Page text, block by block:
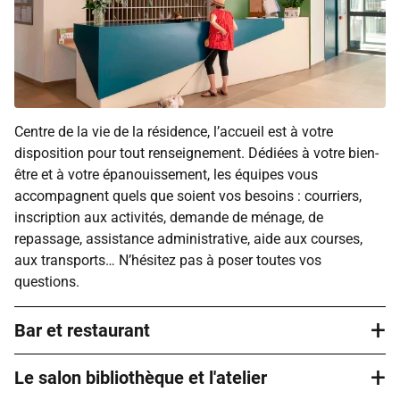
Centre de la vie de la résidence, l’accueil est à votre
disposition pour tout renseignement. Dédiées à votre bien-
être et à votre épanouissement, les équipes vous
accompagnent quels que soient vos besoins : courriers,
inscription aux activités, demande de ménage, de
repassage, assistance administrative, aide aux courses,
aux transports… N’hésitez pas à poser toutes vos
questions.
Bar et restaurant +
Le bar permet de partager un moment de détente
Le salon bibliothèque et l'atelier +